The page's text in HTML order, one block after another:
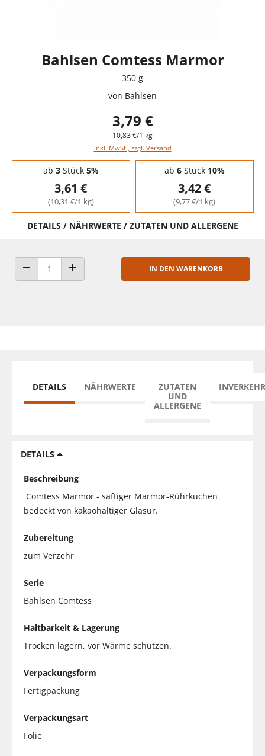
Bahlsen Comtess Marmor
350 g
von Bahlsen
3,79 €
10,83 €/1 kg
inkl. MwSt., zzgl. Versand
Staffelpreise - Mengenrabatt
ab 3Stück 5%
3,61 €
(10,31 €/1 kg)
ab 6Stück 10%
3,42 €
(9,77 €/1 kg)
DETAILS / NÄHRWERTE / ZUTATEN UND ALLERGENE
ANZAHL VERRINGERNANZAHL ERHÖHEN
IN DEN WARENKORB
DETAILS NÄHRWERTE
ZUTATEN
UND
ALLERGENE
DETAILS
Beschreibung
Comtess Marmor - saftiger Marmor-Rührkuchen
bedeckt von kakaohaltiger Glasur.
Zubereitung
zum Verzehr
Serie
Bahlsen Comtess
Haltbarkeit & Lagerung
Trocken lagern, vor Wärme schützen.
Verpackungsform
Fertigpackung
Verpackungsart
Folie